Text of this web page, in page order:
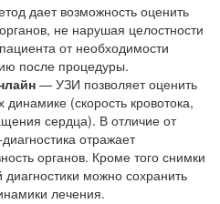
дает возможность оценить
не нарушая целостности
от необходимости
после процедуры.
— УЗИ позволяет оценить
динамике (скорость кровотока,
сердца). В отличие от
отражает
органов. Кроме того снимки
диагностики можно сохранить
лечения.